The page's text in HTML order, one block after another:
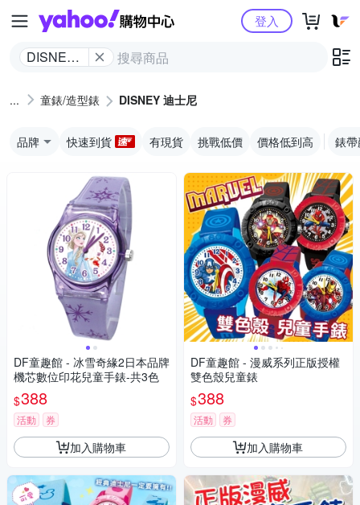
Yahoo購物中心
DISNEY
登入
童錶/造型錶 DISNEY 迪士尼
品牌 快速到貨 有現貨 挑戰低價 價格低到高 錶
DF童趣館 - 冰雪奇緣2日本品牌
機芯數位印花兒童手錶-共3色
$388
活動 券
加入購物車
DF童趣館 - 漫威系列正版授權
雙色殼兒童錶
$388
活動 券
加入購物車